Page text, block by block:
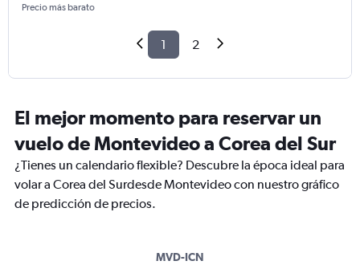
Precio más barato
1 2
El mejor momento para reservar un
vuelo de Montevideo a Corea del Sur
¿Tienes un calendario flexible? Descubre la época ideal para
volar a Corea del Surdesde Montevideo con nuestro gráfico
de predicción de precios.
MVD-ICN